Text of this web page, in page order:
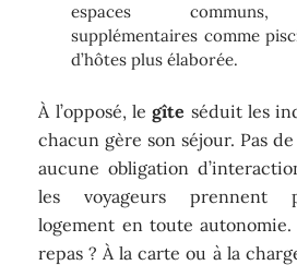
espaces communs,
supplémentaires comme
d’hôtes plus élaborée.
À l’opposé, legîte séduit les
chacun gère son séjour. Pas
aucune obligation
les voyageurs prennent
logement en toute autonomie.
repas ? À la carte ou à la